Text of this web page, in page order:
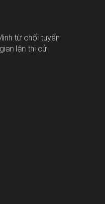
từ chối tuyển
lận thi cử